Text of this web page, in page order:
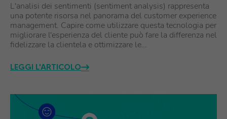
L'analisi dei sentimenti (sentiment analysis) rappresenta
una potente risorsa nel panorama del customer experience
management. Capire come utilizzare questa tecnologia per
migliorare l'esperienza del cliente può fare la differenza nel
fidelizzare la clientela e ottimizzare le…
LEGGI L'ARTICOLO